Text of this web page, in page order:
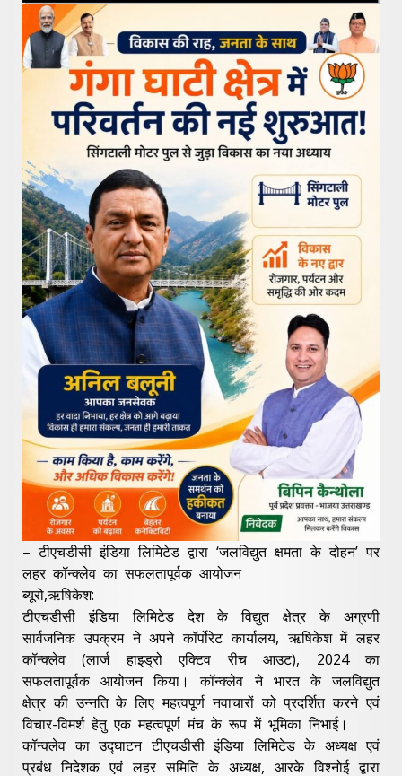
– टीएचडीसी इंडिया लिमिटेड द्वारा ‘जलविद्युत क्षमता के दोहन’ पर
लहर कॉन्क्लेव का सफलतापूर्वक आयोजन
ब्यूरो,ऋषिकेश:
टीएचडीसी इंडिया लिमिटेड देश के विद्युत क्षेत्र के अग्रणी
सार्वजनिक उपक्रम ने अपने कॉर्पोरेट कार्यालय, ऋषिकेश में लहर
कॉन्क्लेव (लार्ज हाइड्रो एक्टिव रीच आउट), 2024 का
सफलतापूर्वक आयोजन किया। कॉन्क्लेव ने भारत के जलविद्युत
क्षेत्र की उन्नति के लिए महत्वपूर्ण नवाचारों को प्रदर्शित करने एवं
विचार-विमर्श हेतु एक महत्वपूर्ण मंच के रूप में भूमिका निभाई।
कॉन्क्लेव का उद्घाटन टीएचडीसी इंडिया लिमिटेड के अध्यक्ष एवं
प्रबंध निदेशक एवं लहर समिति के अध्यक्ष, आरके विश्नोई द्वारा